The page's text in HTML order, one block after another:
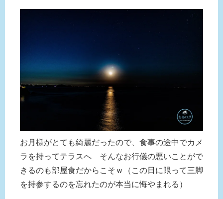
お月様がとても綺麗だったので、食事の途中でカメ
ラを持ってテラスへ そんなお行儀の悪いことがで
きるのも部屋食だからこそｗ（この日に限って三脚
を持参するのを忘れたのが本当に悔やまれる）